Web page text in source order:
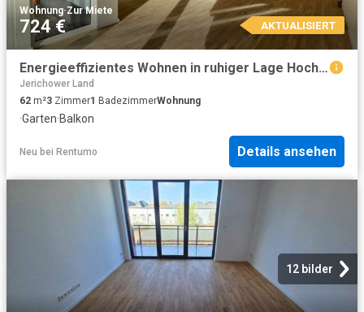
Wohnung·Zur Miete
724 € AKTUALISIERT
Energieeffizientes Wohnen in ruhiger Lage Hochwertige 3 Zimmerwohnung mit Balkon & Garten & SP
Jerichower Land
62 m²3 Zimmer1 BadezimmerWohnung
·Garten·Balkon
Neu bei Rentumo Details ansehen
12 bilder